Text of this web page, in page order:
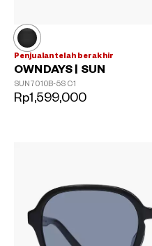
Penjualan telah berakhir
OWNDAYS | SUN
SUN7010B-5S C1
Rp1,599,000